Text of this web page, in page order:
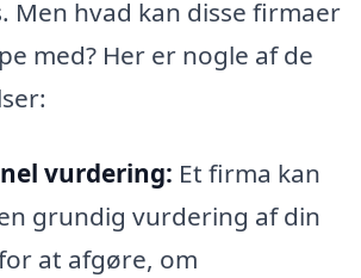
Men hvad kan disse firmaer
med? Her er nogle af de
vurdering: Et firma kan
grundig vurdering af din
at afgøre, om